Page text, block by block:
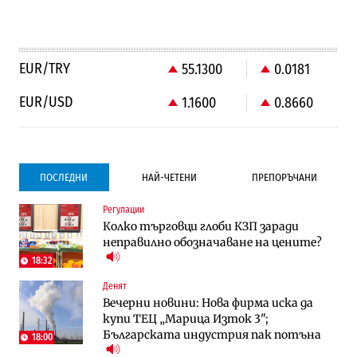
EUR/TRY 55.1300
0.0181
EUR/USD
1.1600 0.8660
ПОСЛЕДНИ НАЙ-ЧЕТЕНИ ПРЕПОРЪЧАНИ
18:32
Регулации
Колко търговци глоби КЗП заради
неправилно обозначаване на цените?
18:00
Денят
Вечерни новини: Нова фирма иска да
купи ТЕЦ „Марица Изток 3";
Българската индустрия пак потъна
Градоустройство
Столична община избра изпълнител за
преместването на трамвайното
трасе по бул. „Скобелев“
Компании
„Ендуросат“ ще строи огромен
космически и отбранителен център в
Доброславци
Градоустройство
Столична община избра изпълнител за
преместването на трамвайното
трасе по бул. „Скобелев“
Енергетика
Държавният ТЕЦ „Марица изток 2“
работи с 5 блока